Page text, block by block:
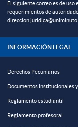
El siguiente correo es de
requerimientos de
INFORMACIÓN LEGAL
Derechos Pecuniarios
Documentos institucionales
Reglamento estudiantil
Reglamento profesoral